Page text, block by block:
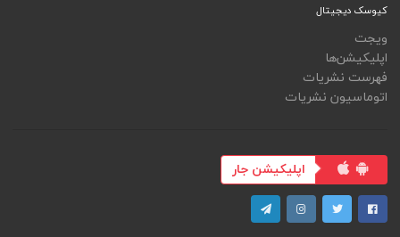
کیوسک دیجیتال
ویجت
اپلیکیشن‌ها
فهرست نشریات
اتوماسیون نشریات
اپلیکیشن جار